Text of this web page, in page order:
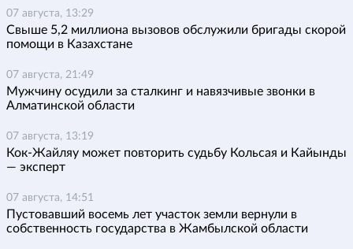
07 августа, 13:29
Свыше 5,2 миллиона вызовов обслужили бригады скорой
помощи в Казахстане
07 августа, 21:49
Мужчину осудили за сталкинг и навязчивые звонки в
Алматинской области
07 августа, 13:19
Кок-Жайляу может повторить судьбу Кольсая и Кайынды
— эксперт
07 августа, 14:51
Пустовавший восемь лет участок земли вернули в
собственность государства в Жамбылской области